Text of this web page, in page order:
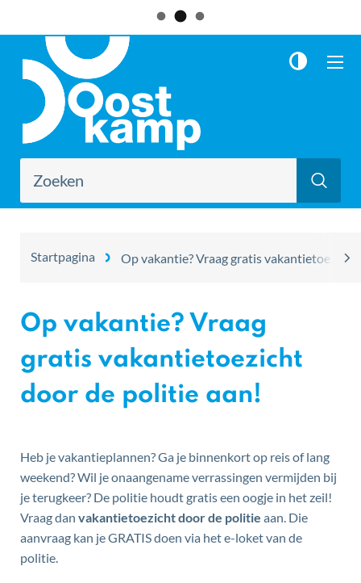
Oostkamp
kunnen
we
Startpagina Op vakantie? Vraag gratis
Op vakantie? Vraag
gratis vakantietoezicht
door de politie aan!
Heb je vakantieplannen? Ga je binnenkort op reis of lang
weekend? Wil je onaangename verrassingen vermijden bij
je terugkeer? De politie houdt gratis een oogje in het zeil!
Vraag dan vakantietoezicht door de politie aan. Die
aanvraag kan je GRATIS doen via het e-loket van de
politie.